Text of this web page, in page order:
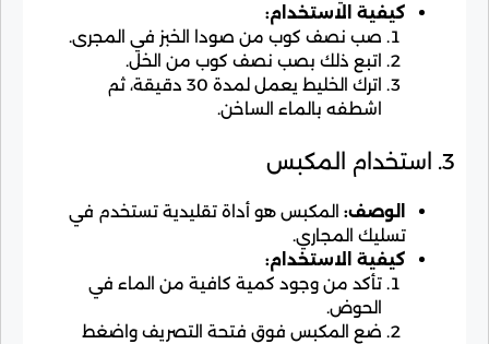
كيفية الاستخدام:
صب نصف كوب من صودا الخبز في المجرى.
اتبع ذلك بصب نصف كوب من الخل.
اترك الخليط يعمل لمدة 30 دقيقة، ثم
اشطفه بالماء الساخن.
3. استخدام المكبس
الوصف: المكبس هو أداة تقليدية تستخدم في
تسليك المجاري.
كيفية الاستخدام:
تأكد من وجود كمية كافية من الماء في
الحوض.
ضع المكبس فوق فتحة التصريف واضغط